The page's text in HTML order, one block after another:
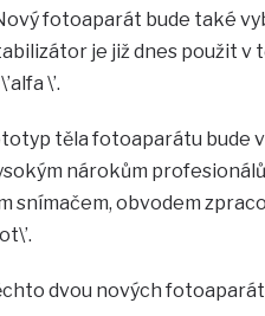
fotoaparát bude také
je již dnes použit v
\’.
těla fotoaparátu bude
nárokům
snímačem, obvodem
dvou nových